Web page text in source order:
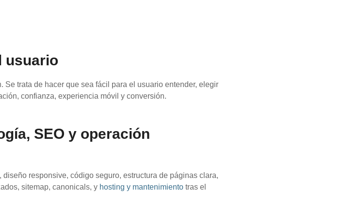
usuario
trata de hacer que sea fácil para el usuario entender, elegir
confianza, experiencia móvil y conversión.
SEO y operación
responsive, código seguro, estructura de páginas clara,
sitemap, canonicals, y hosting y mantenimiento tras el